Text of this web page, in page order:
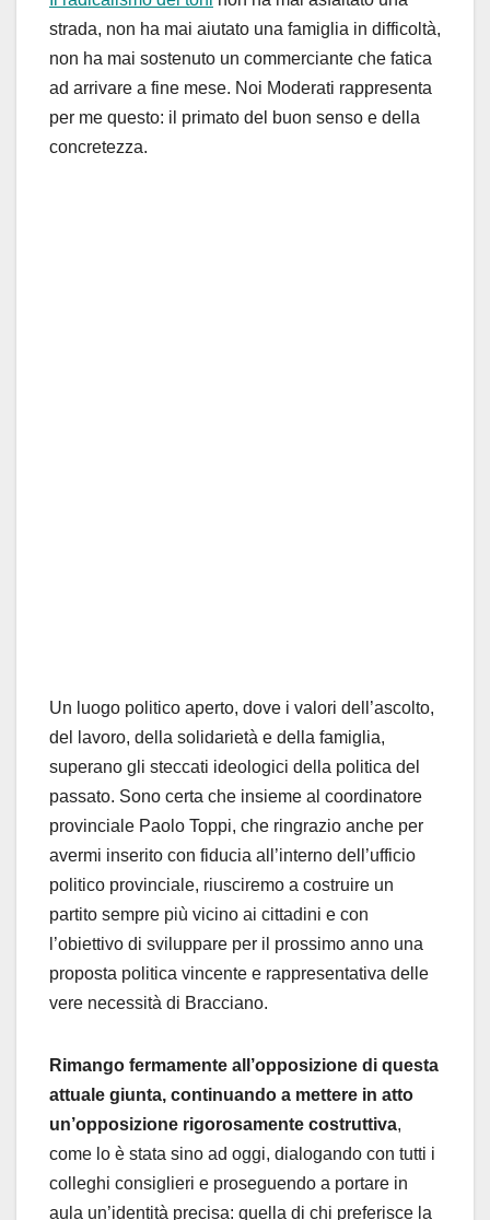
strada, non ha mai aiutato una famiglia in difficoltà,
non ha mai sostenuto un commerciante che fatica
ad arrivare a fine mese. Noi Moderati rappresenta
per me questo: il primato del buon senso e della
concretezza.
Un luogo politico aperto, dove i valori dell’ascolto,
del lavoro, della solidarietà e della famiglia,
superano gli steccati ideologici della politica del
passato. Sono certa che insieme al coordinatore
provinciale Paolo Toppi, che ringrazio anche per
avermi inserito con fiducia all’interno dell’ufficio
politico provinciale, riusciremo a costruire un
partito sempre più vicino ai cittadini e con
l’obiettivo di sviluppare per il prossimo anno una
proposta politica vincente e rappresentativa delle
vere necessità di Bracciano.
Rimango fermamente all’opposizione di questa
attuale giunta, continuando a mettere in atto
un’opposizione rigorosamente costruttiva,
come lo è stata sino ad oggi, dialogando con tutti i
colleghi consiglieri e proseguendo a portare in
aula un’identità precisa: quella di chi preferisce la